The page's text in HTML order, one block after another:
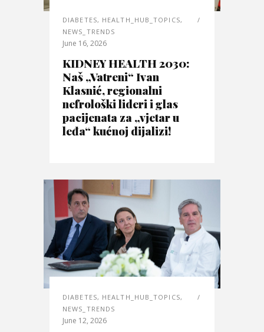
DIABETES, HEALTH_HUB_TOPICS,
NEWS_TRENDS
June 16, 2026
KIDNEY HEALTH 2030:
Naš „Vatreni“ Ivan
Klasnić, regionalni
nefrološki lideri i glas
pacijenata za „vjetar u
leđa“ kućnoj dijalizi!
DIABETES, HEALTH_HUB_TOPICS,
NEWS_TRENDS
June 12, 2026